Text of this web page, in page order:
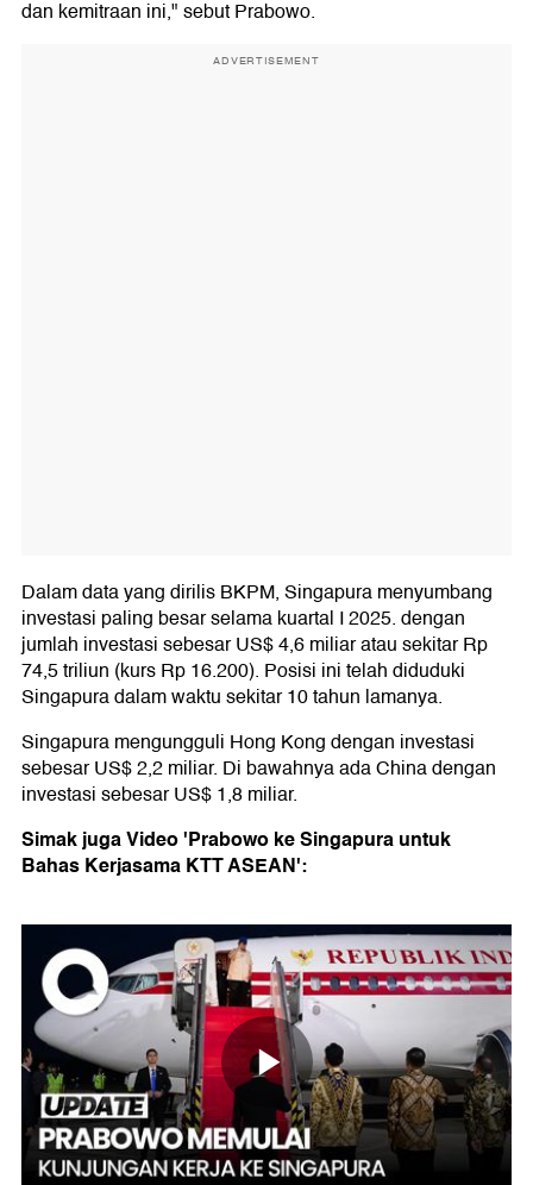
dan kemitraan ini," sebut Prabowo.
ADVERTISEMENT
Dalam data yang dirilis BKPM, Singapura menyumbang
investasi paling besar selama kuartal I 2025. dengan
jumlah investasi sebesar US$ 4,6 miliar atau sekitar Rp
74,5 triliun (kurs Rp 16.200). Posisi ini telah diduduki
Singapura dalam waktu sekitar 10 tahun lamanya.
Singapura mengungguli Hong Kong dengan investasi
sebesar US$ 2,2 miliar. Di bawahnya ada China dengan
investasi sebesar US$ 1,8 miliar.
Simak juga Video 'Prabowo ke Singapura untuk
Bahas Kerjasama KTT ASEAN':